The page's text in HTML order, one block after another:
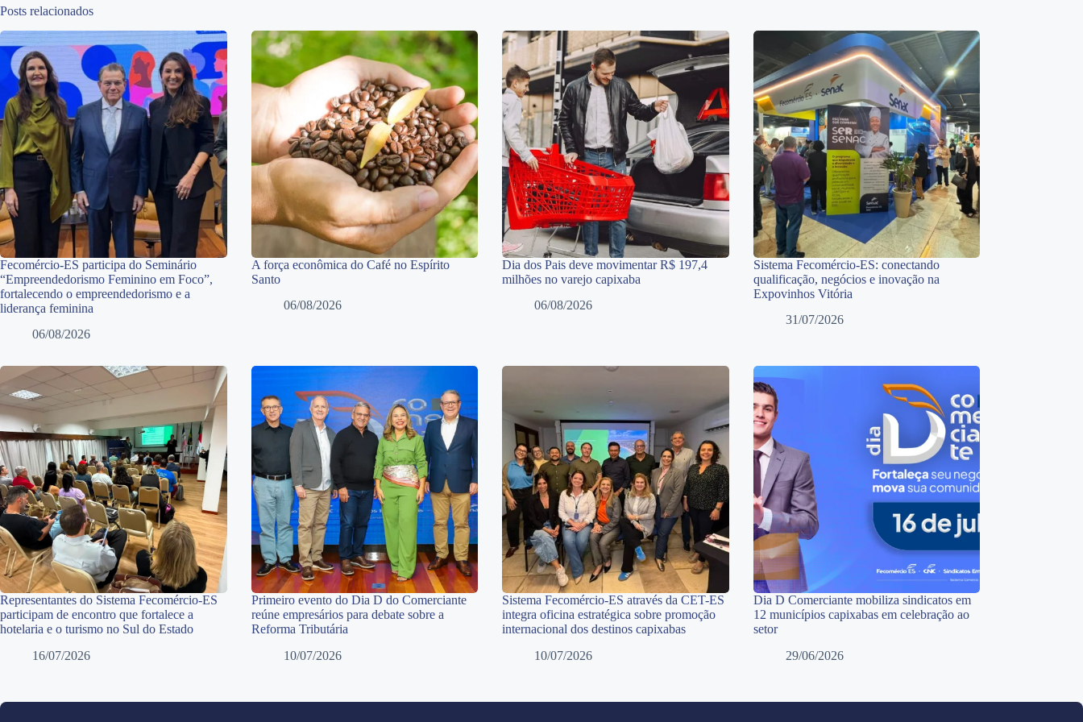
Posts relacionados
Fecomércio-ES participa do Seminário
“Empreendedorismo Feminino em Foco”,
fortalecendo o empreendedorismo e a
liderança feminina
06/08/2026
A força econômica do Café no Espírito
Santo
06/08/2026
Dia dos Pais deve movimentar R$ 197,4
milhões no varejo capixaba
06/08/2026
Sistema Fecomércio-ES: conectando
qualificação, negócios e inovação na
Expovinhos Vitória
31/07/2026
Representantes do Sistema Fecomércio-ES
participam de encontro que fortalece a
hotelaria e o turismo no Sul do Estado
16/07/2026
Primeiro evento do Dia D do Comerciante
reúne empresários para debate sobre a
Reforma Tributária
10/07/2026
Sistema Fecomércio-ES através da CET-ES
integra oficina estratégica sobre promoção
internacional dos destinos capixabas
10/07/2026
Dia D Comerciante mobiliza sindicatos em
12 municípios capixabas em celebração ao
setor
29/06/2026